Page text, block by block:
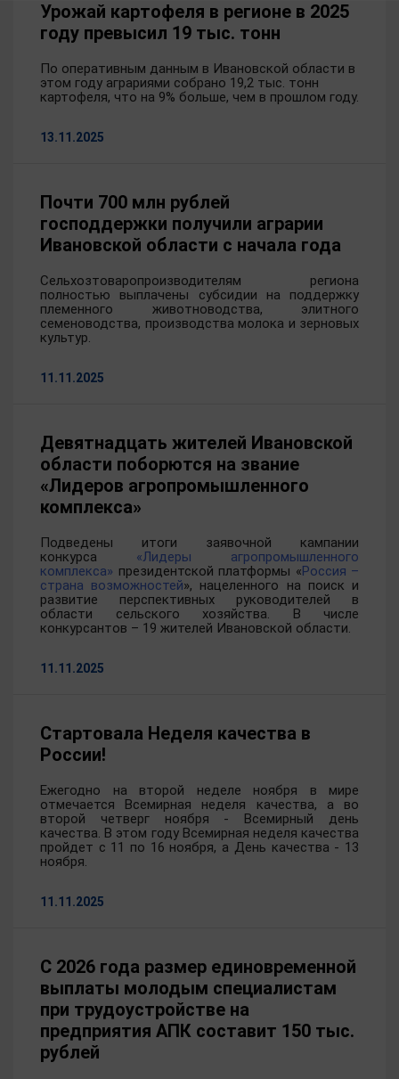
Урожай картофеля в регионе в 2025
году превысил 19 тыс. тонн
По оперативным данным в Ивановской области в
этом году аграриями собрано 19,2 тыс. тонн
картофеля, что на 9% больше, чем в прошлом году.
13.11.2025
Почти 700 млн рублей
господдержки получили аграрии
Ивановской области с начала года
Сельхозтоваропроизводителям региона
полностью выплачены субсидии на поддержку
племенного животноводства, элитного
семеноводства, производства молока и зерновых
культур.
11.11.2025
Девятнадцать жителей Ивановской
области поборются на звание
«Лидеров агропромышленного
комплекса»
Подведены итоги заявочной кампании
конкурса «Лидеры агропромышленного
комплекса» президентской платформы «Россия –
страна возможностей», нацеленного на поиск и
развитие перспективных руководителей в
области сельского хозяйства. В числе
конкурсантов – 19 жителей Ивановской области.
11.11.2025
Стартовала Неделя качества в
России!
Ежегодно на второй неделе ноября в мире
отмечается Всемирная неделя качества, а во
второй четверг ноября - Всемирный день
качества. В этом году Всемирная неделя качества
пройдет с 11 по 16 ноября, а День качества - 13
ноября.
11.11.2025
С 2026 года размер единовременной
выплаты молодым специалистам
при трудоустройстве на
предприятия АПК составит 150 тыс.
рублей